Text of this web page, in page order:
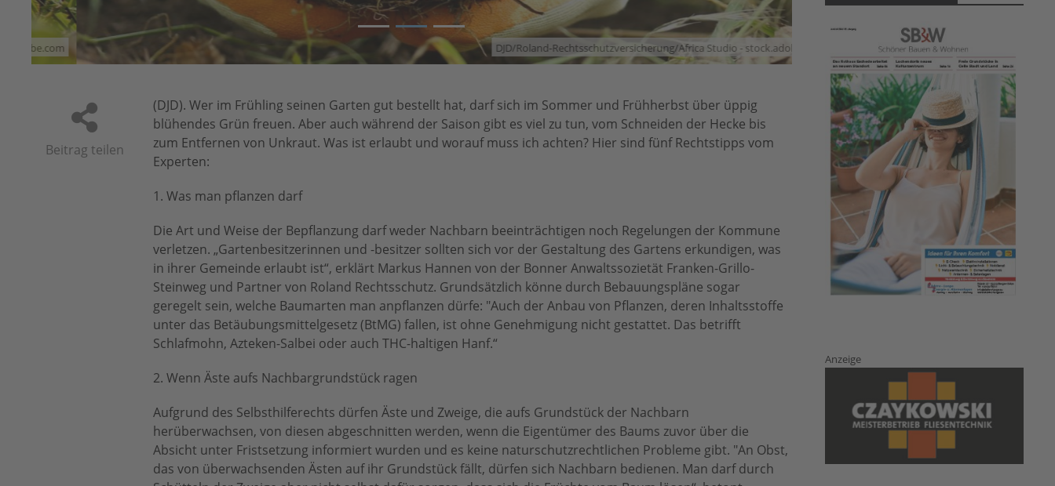
DJD/Roland-Rechtsschutzversicherung/Africa Studio - stock.adobe.com
3
Beitrag teilen
(DJD). Wer im Frühling seinen Garten gut bestellt hat, darf sich im Sommer und Frühherbst über üppig
blühendes Grün freuen. Aber auch während der Saison gibt es viel zu tun, vom Schneiden der Hecke bis
zum Entfernen von Unkraut. Was ist erlaubt und worauf muss ich achten? Hier sind fünf Rechtstipps vom
Experten:
1. Was man pflanzen darf
Die Art und Weise der Bepflanzung darf weder Nachbarn beeinträchtigen noch Regelungen der Kommune
verletzen. „Gartenbesitzerinnen und -besitzer sollten sich vor der Gestaltung des Gartens erkundigen, was
in ihrer Gemeinde erlaubt ist“, erklärt Markus Hannen von der Bonner Anwaltssozietät Franken-Grillo-
Steinweg und Partner von Roland Rechtsschutz. Grundsätzlich könne durch Bebauungspläne sogar
geregelt sein, welche Baumarten man anpflanzen dürfe: "Auch der Anbau von Pflanzen, deren Inhaltsstoffe
unter das Betäubungsmittelgesetz (BtMG) fallen, ist ohne Genehmigung nicht gestattet. Das betrifft
Schlafmohn, Azteken-Salbei oder auch THC-haltigen Hanf.“
2. Wenn Äste aufs Nachbargrundstück ragen
Aufgrund des Selbsthilferechts dürfen Äste und Zweige, die aufs Grundstück der Nachbarn
herüberwachsen, von diesen abgeschnitten werden, wenn die Eigentümer des Baums zuvor über die
Absicht unter Fristsetzung informiert wurden und es keine naturschutzrechtlichen Probleme gibt. "An Obst,
das von überwachsenden Ästen auf ihr Grundstück fällt, dürfen sich Nachbarn bedienen. Man darf durch
Anzeige